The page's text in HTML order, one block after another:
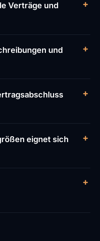
Verträge und
und
eignet sich